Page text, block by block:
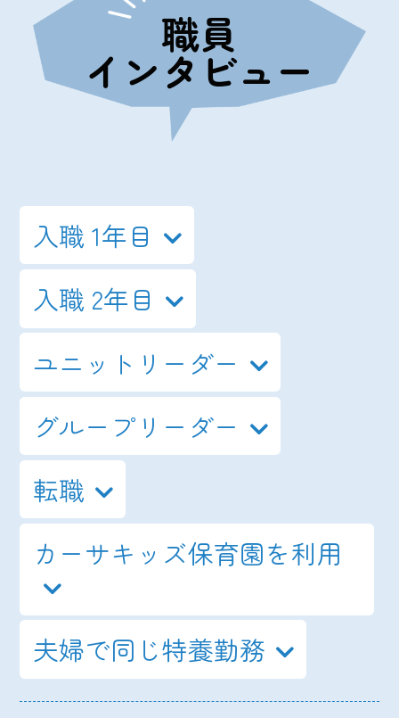
職員
インタビュー
入職 1年目
入職 2年目
ユニットリーダー
グループリーダー
転職
カーサキッズ保育園を利用
夫婦で同じ特養勤務